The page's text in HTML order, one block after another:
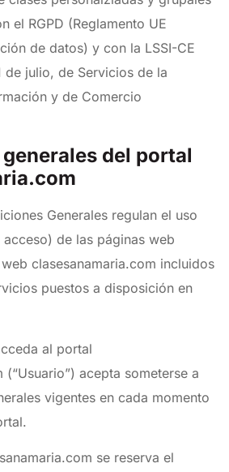
el RGPD (Reglamento UE
de datos) y con la LSSI-CE
de julio, de Servicios de la
y de Comercio
del portal
Generales regulan el uso
de las páginas web
clasesanamaria.com incluidos
puestos a disposición en
al portal
(“Usuario”) acepta someterse a
vigentes en cada momento
se reserva el